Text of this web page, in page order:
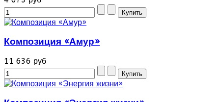
Композиция «Амур»
11 636 руб